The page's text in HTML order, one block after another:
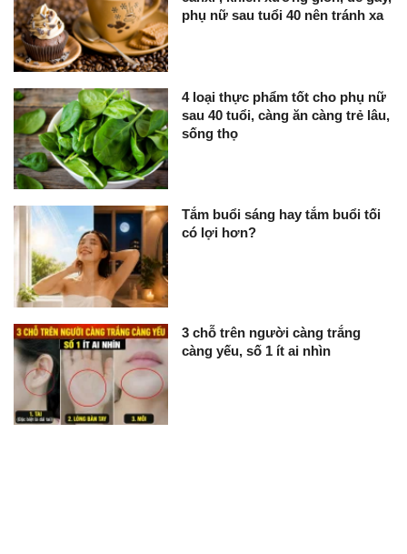
phụ nữ sau tuổi 40 nên tránh xa
4 loại thực phẩm tốt cho phụ nữ
sau 40 tuổi, càng ăn càng trẻ lâu,
sống thọ
Tắm buổi sáng hay tắm buổi tối
có lợi hơn?
3 chỗ trên người càng trắng
càng yếu, số 1 ít ai nhìn